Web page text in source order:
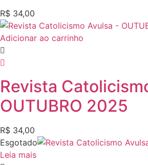
R$ 34,00
Adicionar ao carrinho
Revista
OUTUBRO 2025
R$ 34,00
Esgotado
Leia mais